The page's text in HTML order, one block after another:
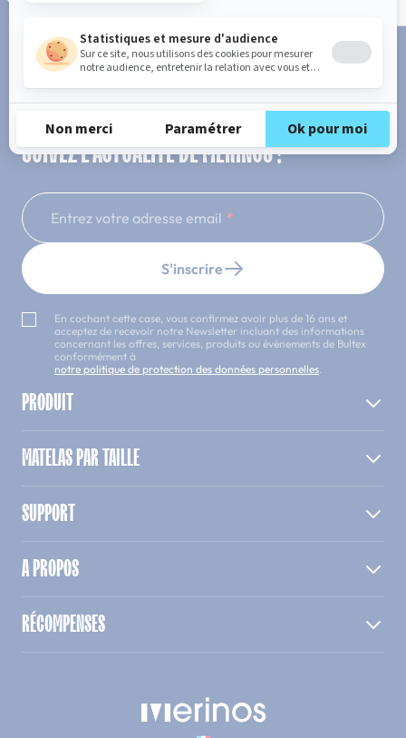
SUIVEZ L'ACTUALITÉ DE MERINOS !
Entrez votre adresse email
S'inscrire
En cochant cette case, vous confirmez avoir plus de 16 ans et
acceptez de recevoir notre Newsletter incluant des informations
concernant les offres, services, produits ou évènements de Bultex
conformément à
notre politique de protection des données personnelles.
PRODUIT
MATELAS PAR TAILLE
SUPPORT
A PROPOS
RÉCOMPENSES